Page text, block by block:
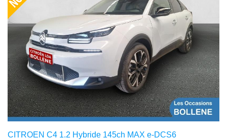
CITROEN C4 1.2 Hybride 145ch MAX e-DCS6